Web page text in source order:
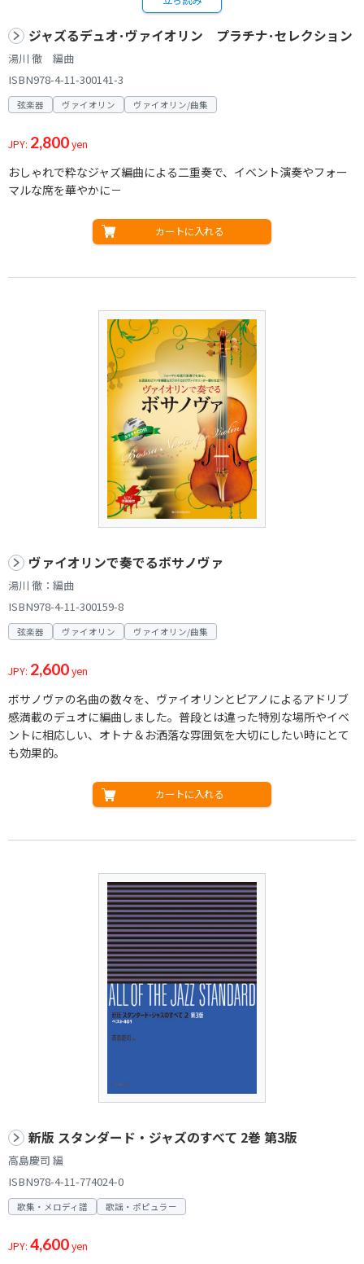
ジャズるデュオ･ヴァイオリン プラチナ･セレクション
湯川 徹 編曲
ISBN978-4-11-300141-3
弦楽器 ヴァイオリン ヴァイオリン/曲集
JPY: 2,800yen
おしゃれで粋なジャズ編曲による二重奏で、イベント演奏やフォー
マルな席を華やかに－
カートに入れる
ヴァイオリンで奏でるボサノヴァ
湯川 徹：編曲
ISBN978-4-11-300159-8
弦楽器 ヴァイオリン ヴァイオリン/曲集
JPY: 2,600yen
ボサノヴァの名曲の数々を、ヴァイオリンとピアノによるアドリブ
感満載のデュオに編曲しました。普段とは違った特別な場所やイベ
ントに相応しい、オトナ＆お洒落な雰囲気を大切にしたい時にとて
も効果的。
カートに入れる
新版 スタンダード・ジャズのすべて 2巻 第3版
高島慶司 編
ISBN978-4-11-774024-0
歌集・メロディ譜 歌謡・ポピュラー
JPY: 4,600yen